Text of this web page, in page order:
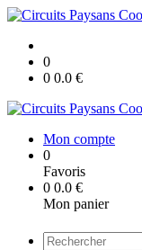
0
0 0.0 €
Mon compte
0
Favoris
0 0.0 €
Mon panier